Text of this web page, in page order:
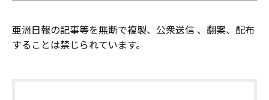
亜洲日報の記事等を無断で複製、公衆送信 、翻案、配布
することは禁じられています。